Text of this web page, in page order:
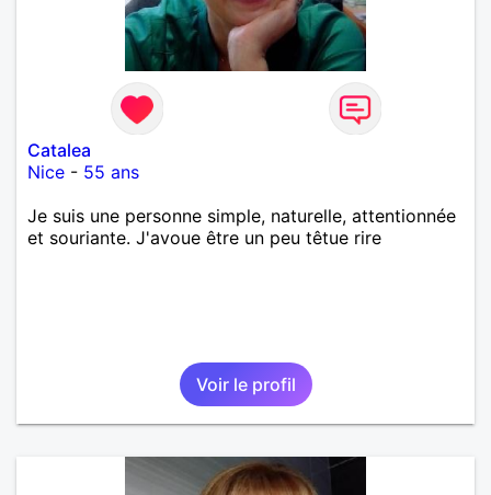
Catalea
Nice - 55 ans
Je suis une personne simple, naturelle, attentionnée
et souriante. J'avoue être un peu têtue rire
Voir le profil